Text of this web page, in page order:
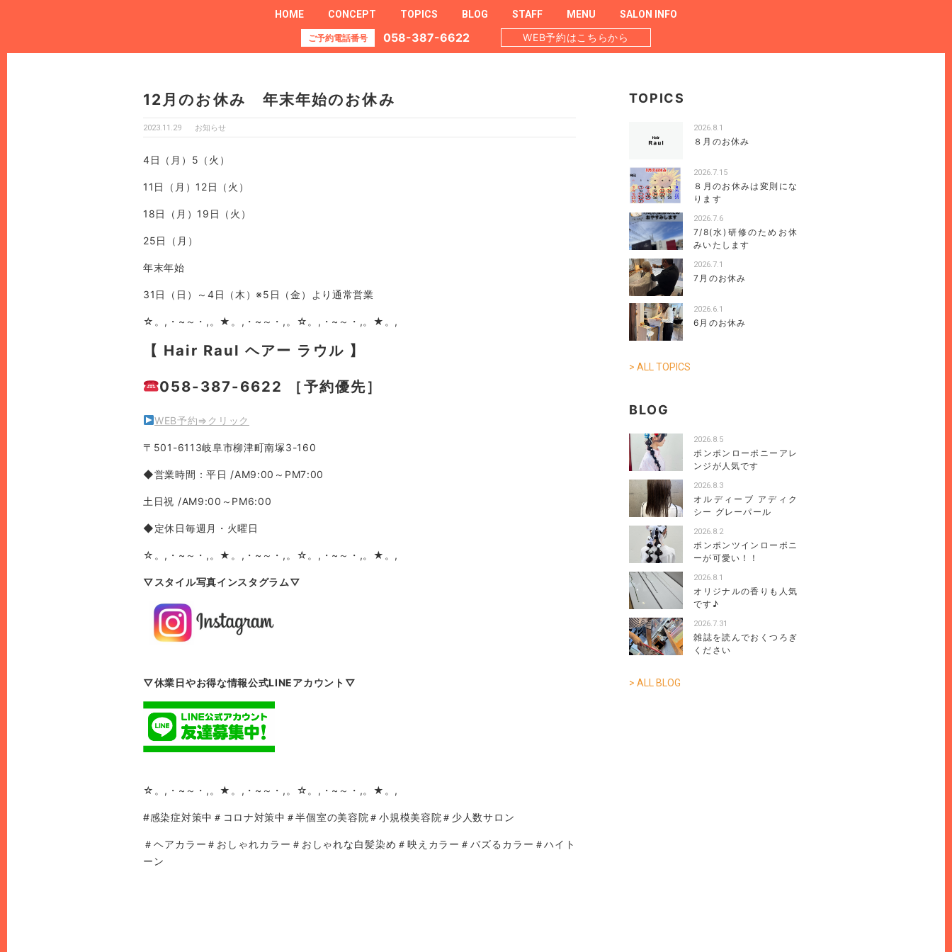
HOME CONCEPT TOPICS BLOG STAFF MENU SALON INFO
ご予約電話番号 058-387-6622 WEB予約はこちらから
12月のお休み 年末年始のお休み
2023.11.29 お知らせ
4日（月）5（火）
11日（月）12日（火）
18日（月）19日（火）
25日（月）
年末年始
31日（日）～4日（木）※5日（金）より通常営業
☆。,・~～・,。★。,・~～・,。☆。,・~～・,。★。,
【 Hair Raul ヘアー ラウル 】
058-387-6622 ［予約優先］
WEB予約⇒クリック
〒501-6113岐阜市柳津町南塚3-160
◆営業時間：平日 /AM9:00～PM7:00
土日祝 /AM9:00～PM6:00
◆定休日毎週月・火曜日
☆。,・~～・,。★。,・~～・,。☆。,・~～・,。★。,
▽スタイル写真インスタグラム▽
▽休業日やお得な情報公式LINEアカウント▽
☆。,・~～・,。★。,・~～・,。☆。,・~～・,。★。,
#感染症対策中＃コロナ対策中＃半個室の美容院＃小規模美容院＃少人数サロン
＃ヘアカラー＃おしゃれカラー＃おしゃれな白髪染め＃映えカラー＃バズるカラー＃ハイト
ーン
TOPICS
2026.8.1
８月のお休み
2026.7.15
８月のお休みは変則にな
ります
2026.7.6
7/8(水)研修のためお休
みいたします
2026.7.1
7月のお休み
2026.6.1
6月のお休み
> ALL TOPICS
BLOG
2026.8.5
ポンポンローポニーアレ
ンジが人気です
2026.8.3
オルディーブ アディク
シー グレーパール
2026.8.2
ポンポンツインローポニ
ーが可愛い！！
2026.8.1
オリジナルの香りも人気
です♪
2026.7.31
雑誌を読んでおくつろぎ
ください
> ALL BLOG